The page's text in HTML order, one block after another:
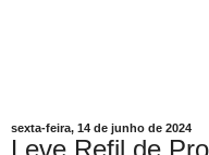
sexta-feira, 14 de junho de 2024
Leve Refil de